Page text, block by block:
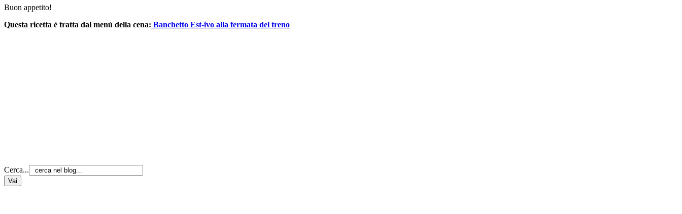
Buon appetito!
Questa ricetta è tratta dal menù della cena: Banchetto Est-ivo alla fermata del treno
Cerca...